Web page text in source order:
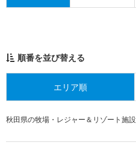
順番を並び替える
エリア順
秋田県の牧場・レジャー＆リゾート施設